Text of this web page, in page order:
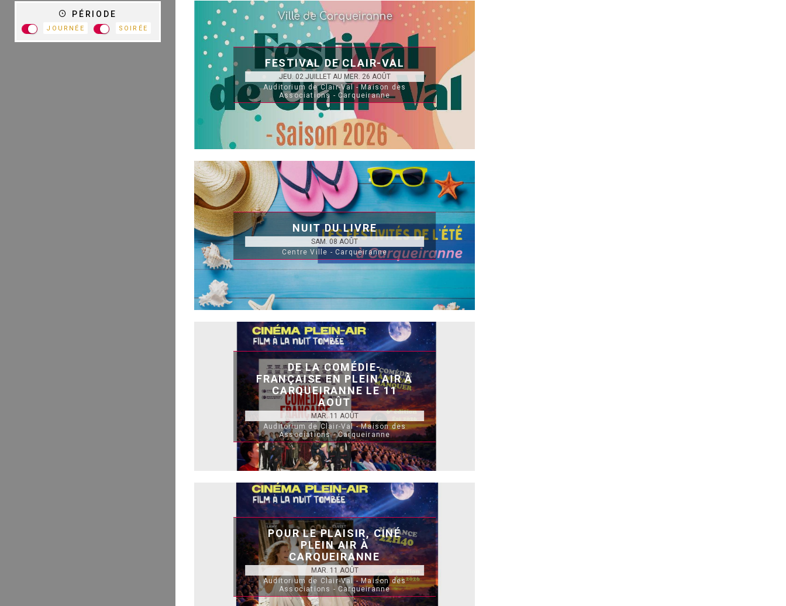
PÉRIODE
JOURNÉE SOIRÉE
FESTIVAL DE CLAIR-VAL
JEU. 02 JUILLET AU MER. 26 AOÛT
Auditorium de Clair-Val - Maison des
Associations - Carqueiranne
NUIT DU LIVRE
SAM. 08 AOÛT
Centre Ville - Carqueiranne
DE LA COMÉDIE-
FRANÇAISE EN PLEIN AIR À
CARQUEIRANNE LE 11
AOÛT
MAR. 11 AOÛT
Auditorium de Clair-Val - Maison des
Associations - Carqueiranne
POUR LE PLAISIR, CINÉ
PLEIN AIR À
CARQUEIRANNE
MAR. 11 AOÛT
Auditorium de Clair-Val - Maison des
Associations - Carqueiranne